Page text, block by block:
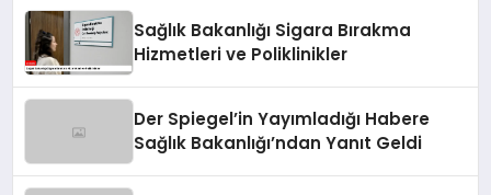
Sağlık Bakanlığı Sigara Bırakma
Hizmetleri ve Poliklinikler
Der Spiegel’in Yayımladığı Habere
Sağlık Bakanlığı’ndan Yanıt Geldi